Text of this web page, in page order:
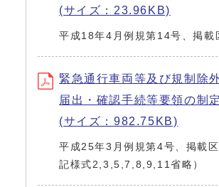
(サイズ：23.96KB)
平成18年4月例規第14号、掲
緊急通行車両等及び規制除
届出・確認手続等要領の制
(サイズ：982.75KB)
平成25年3月例規第4号、掲載
記様式2,3,5,7,8,9,11省略）